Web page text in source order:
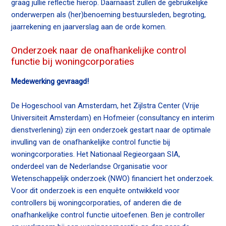
graag jullie reflectie hierop. Daarnaast zullen de gebruikelijke
onderwerpen als (her)benoeming bestuursleden, begroting,
jaarrekening en jaarverslag aan de orde komen.
Onderzoek naar de onafhankelijke control
functie bij woningcorporaties
Medewerking gevraagd!
De Hogeschool van Amsterdam, het Zijlstra Center (Vrije
Universiteit Amsterdam) en Hofmeier (consultancy en interim
dienstverlening) zijn een onderzoek gestart naar de optimale
invulling van de onafhankelijke control functie bij
woningcorporaties. Het Nationaal Regieorgaan SIA,
onderdeel van de Nederlandse Organisatie voor
Wetenschappelijk onderzoek (NWO) financiert het onderzoek.
Voor dit onderzoek is een enquête ontwikkeld voor
controllers bij woningcorporaties, of anderen die de
onafhankelijke control functie uitoefenen. Ben je controller